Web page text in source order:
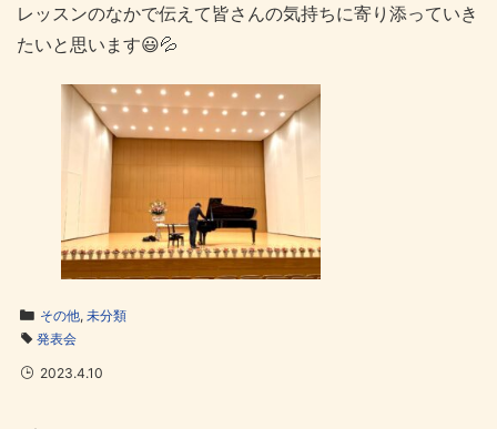
レッスンのなかで伝えて皆さんの気持ちに寄り添っていき
たいと思います😃💦
その他, 未分類
発表会
2023.4.10